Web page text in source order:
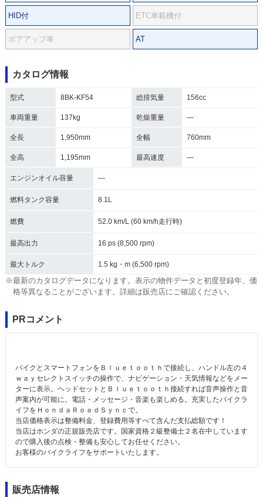
HID付 ETC車載機付
ボアアップ車 AT
カタログ情報
型式 8BK-KF54 総排気量 156cc
車両重量 137kg 乾燥重量 ―
全長 1,950mm 全幅 760mm
全高 1,195mm 最高速度 ―
エンジンオイル容量 ―
燃料タンク容量 8.1L
燃費 52.0 km/L (60 km/h走行時)
最高出力 16 ps (8,500 rpm)
最大トルク 1.5 kg・m (6,500 rpm)
※最新のカタログデータになります。表示の物件データと初度登録年、価
格等異なることがございます。詳細は販売店にご確認ください。
PRコメント
バイクとスマートフォンをＢｌｕｅｔｏｏｔｈで接続し、ハンドル左の４
ｗａｙセレクトスイッチの操作で、ナビゲーション・天気情報などをメー
ターに表示。ヘッドセットとＢｌｕｅｔｏｏｔｈ接続すれば音声操作と音
声案内が可能に。電話・メッセージ・音楽も楽しめる。充実したバイクラ
イフをＨｏｎｄａＲｏａｄＳｙｎｃで。
当店価格表示は整備料金、登録費用等すべて含んだ支払総額です！
当店はホンダの正規販売店です。国家資格２級整備士２名在中しています
ので購入後の点検・整備も安心してお任せください。
お客様のバイクライフをサポートいたします。
販売店情報